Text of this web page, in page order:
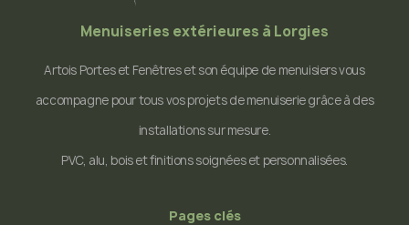
Menuiseries extérieures à Lorgies
Artois Portes et Fenêtres et son équipe de menuisiers vous
accompagne pour tous vos projets de menuiserie grâce à des
installations sur mesure.
PVC, alu, bois et finitions soignées et personnalisées.
Pages clés